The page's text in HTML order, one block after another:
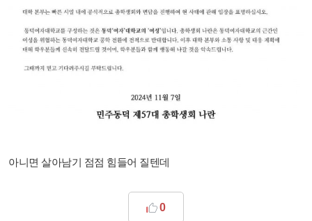
아니면 살아남기 점점 힘들어 질텐데
0